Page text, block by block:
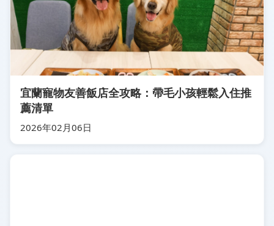
宜蘭寵物友善飯店全攻略：帶毛小孩輕鬆入住推
薦清單
2026年02月06日